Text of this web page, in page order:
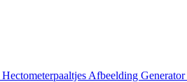
Hectometerpaaltjes Afbeelding Generator